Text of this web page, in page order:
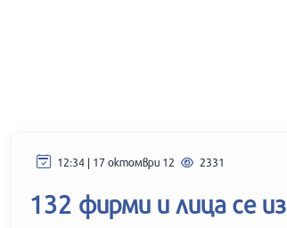
12:34 | 17 октомври 12 2331
132 фирми и лица се